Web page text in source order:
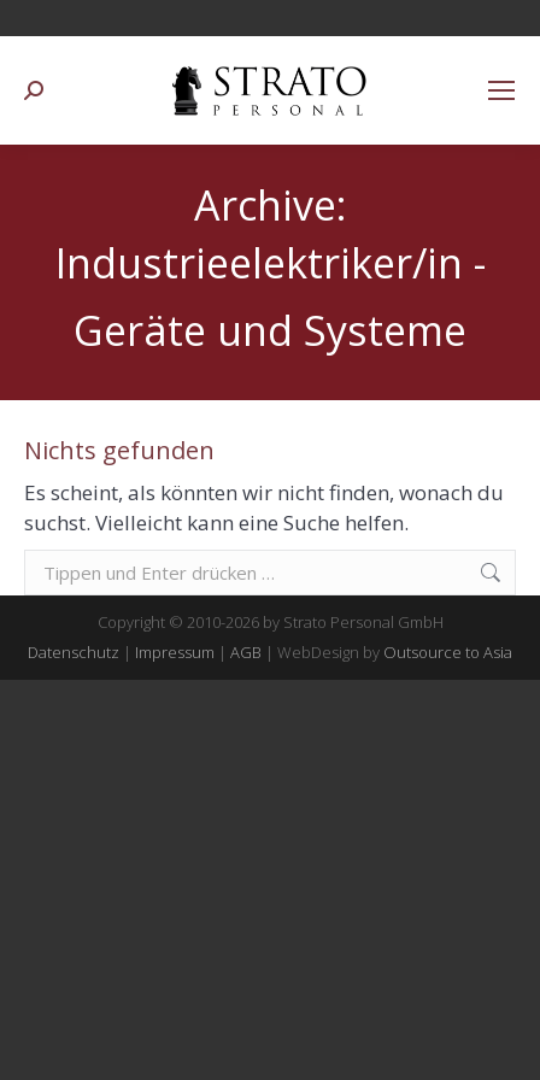
Suchen:
Archive:
Industrieelektriker/in -
Geräte und Systeme
Nichts gefunden
Es scheint, als könnten wir nicht finden, wonach du
suchst. Vielleicht kann eine Suche helfen.
Suchen:
Copyright © 2010-2026 by Strato Personal GmbH
Datenschutz | Impressum | AGB | WebDesign by Outsource to Asia